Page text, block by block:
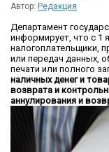
Автор: Редакция
Департамент
информирует, что с 1
налогоплательщики,
или передач данных,
печати или полного
наличных денег и
возврата и
аннулирования и